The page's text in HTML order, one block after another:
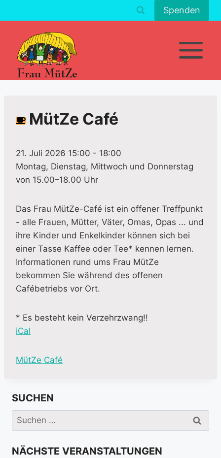
Inhalt
Spenden
MütZe Café
21. Juli 2026 15:00 - 18:00
Montag, Dienstag, Mittwoch und Donnerstag
von 15.00–18.00 Uhr
Das Frau MütZe-Café ist ein offener Treffpunkt
- alle Frauen, Mütter, Väter, Omas, Opas ... und
ihre Kinder und Enkelkinder können sich bei
einer Tasse Kaffee oder Tee* kennen lernen.
Informationen rund ums Frau MütZe
bekommen Sie während des offenen
Cafébetriebs vor Ort.
* Es besteht kein Verzehrzwang!!
iCal
M
e
i
n
o
MütZe Café
SUCHEN
Suchen
nach:
NÄCHSTE VERANSTALTUNGEN